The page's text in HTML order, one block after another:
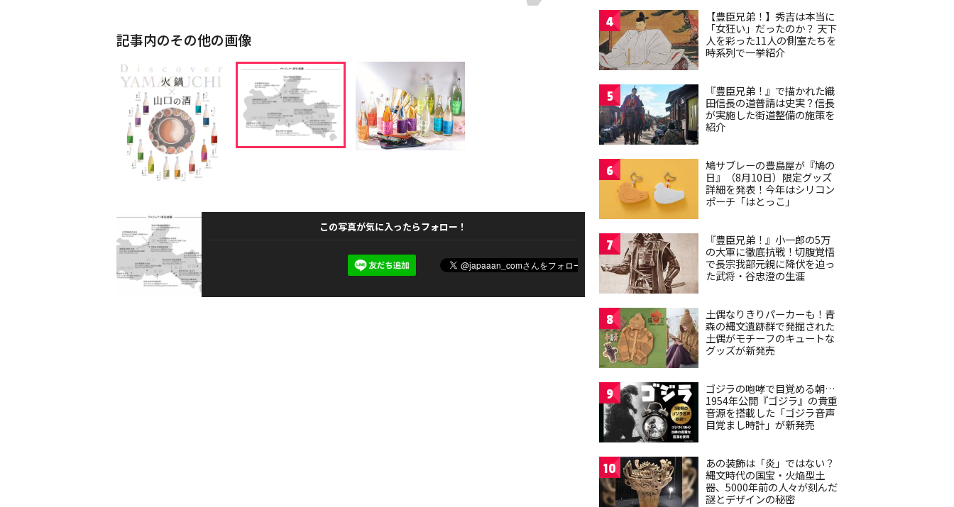
記事内のその他の画像
この写真が気に入ったらフォロー！
4
【豊臣兄弟！】秀吉は本当に
「女狂い」だったのか？ 天下
人を彩った11人の側室たちを
時系列で一挙紹介
5
『豊臣兄弟！』で描かれた織
田信長の道普請は史実？信長
が実施した街道整備の施策を
紹介
6
鳩サブレーの豊島屋が『鳩の
日』（8月10日）限定グッズ
詳細を発表！今年はシリコン
ポーチ「はとっこ」
7
『豊臣兄弟！』小一郎の5万
の大軍に徹底抗戦！切腹覚悟
で長宗我部元親に降伏を迫っ
た武将・谷忠澄の生涯
8
土偶なりきりパーカーも！青
森の縄文遺跡群で発掘された
土偶がモチーフのキュートな
グッズが新発売
9
ゴジラの咆哮で目覚める朝…
1954年公開『ゴジラ』の貴重
音源を搭載した「ゴジラ音声
目覚まし時計」が新発売
10
あの装飾は「炎」ではない？
縄文時代の国宝・火焔型土
器、5000年前の人々が刻んだ
謎とデザインの秘密